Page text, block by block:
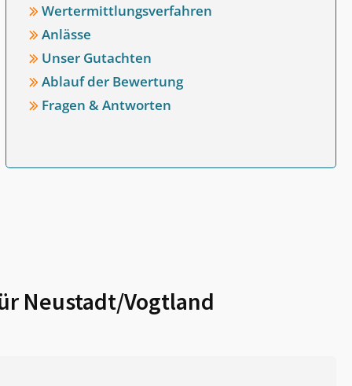
Wertermittlungsverfahren
Anlässe
Unser Gutachten
Ablauf der Bewertung
Fragen & Antworten
Neustadt/Vogtland